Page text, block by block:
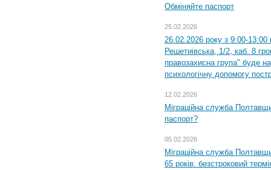
Обміняйте паспорт
25.02.2026
26.02.2026 року з 9:00-
Решетиівська, 1/2, каб. 8
правозахисна група" буде
психологічну допомогу
12.02.2026
Міграційна служба
паспорт?
05.02.2026
Міграційна служба
65 років: безстроковий